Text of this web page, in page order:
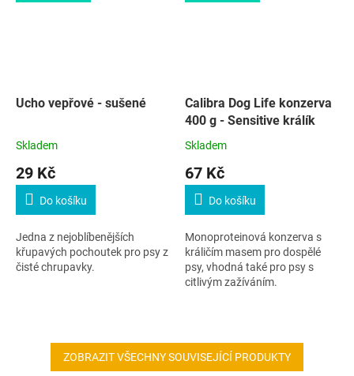
Ucho vepřové - sušené
Skladem
29 Kč
Do košíku
Jedna z nejoblíbenějších
křupavých pochoutek pro psy z
čisté chrupavky.
Calibra Dog Life konzerva
400 g - Sensitive králík
Skladem
67 Kč
Do košíku
Monoproteinová konzerva s
králičím masem pro dospělé
psy, vhodná také pro psy s
citlivým zažíváním.
ZOBRAZIT VŠECHNY SOUVISEJÍCÍ PRODUKTY